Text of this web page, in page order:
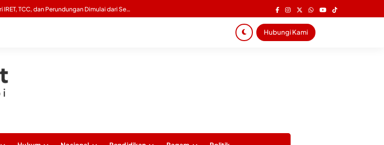
Wagub Sani: Bentengi Generasi Jambi dari IRET, TCC, dan Perundungan Dimulai dari Sekolah
Hubungi Kami